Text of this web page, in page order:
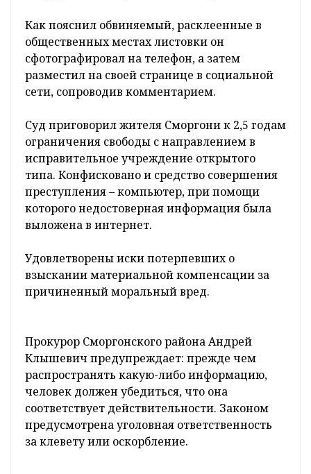
Как пояснил обвиняемый, расклеенные в
общественных местах листовки он
сфотографировал на телефон, а затем
разместил на своей странице в социальной
сети, сопроводив комментарием.
Суд приговорил жителя Сморгони к 2,5 годам
ограничения свободы с направлением в
исправительное учреждение открытого
типа. Конфисковано и средство совершения
преступления – компьютер, при помощи
которого недостоверная информация была
выложена в интернет.
Удовлетворены иски потерпевших о
взыскании материальной компенсации за
причиненный моральный вред.